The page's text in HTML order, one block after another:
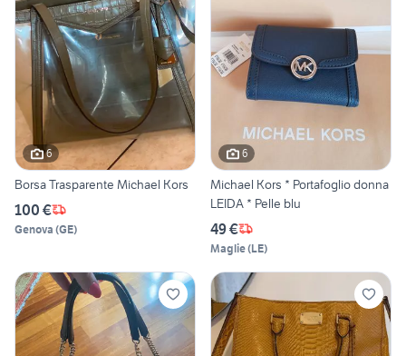
6
Borsa Trasparente Michael Kors
100 €
Genova (GE)
6
Michael Kors * Portafoglio donna
LEIDA * Pelle blu
49 €
Maglie(LE)